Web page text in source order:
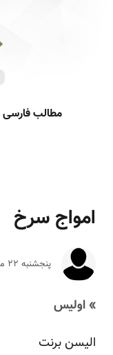
مطالب فارسی
امواج سرخ
پنجشنبه ۲۲ مرداد ۱۳۹۴
» اولیس
الیسن برنت